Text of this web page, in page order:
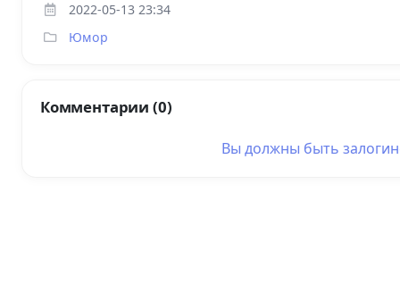
2022-05-13 23:34
Юмор
Комментарии (0)
Вы должны быть